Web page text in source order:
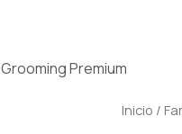
Grooming Premium
Inicio /